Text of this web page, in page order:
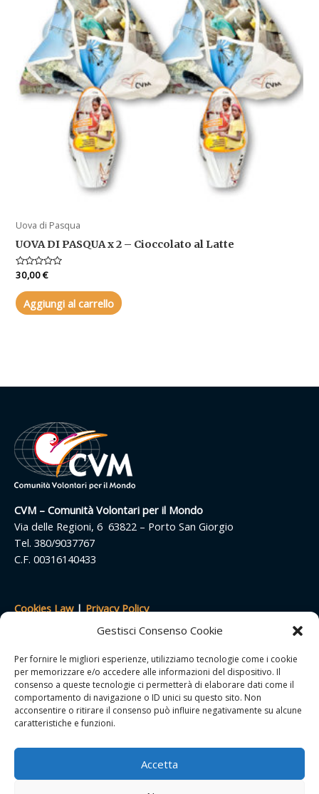
Gestisci Consenso Cookie
Per fornire le migliori esperienze, utilizziamo tecnologie come i cookie
per memorizzare e/o accedere alle informazioni del dispositivo. Il
consenso a queste tecnologie ci permetterà di elaborare dati come il
comportamento di navigazione o ID unici su questo sito. Non
acconsentire o ritirare il consenso può influire negativamente su alcune
caratteristiche e funzioni.
Accetta
Uova di Pasqua
UOVA DI PASQUA x 2 – Cioccolato al Latte
Valutato
su
5
30,00€
Aggiungi al carrello
CVM – Comunità Volontari per il Mondo
Via delle Regioni, 6 63822 – Porto San Giorgio
Tel. 380/9037767
C.F. 00316140433
Cookies Law| Privacy Policy
Termini e condizioni
Spese di spedizione
FAQ
Accedi/modifica account